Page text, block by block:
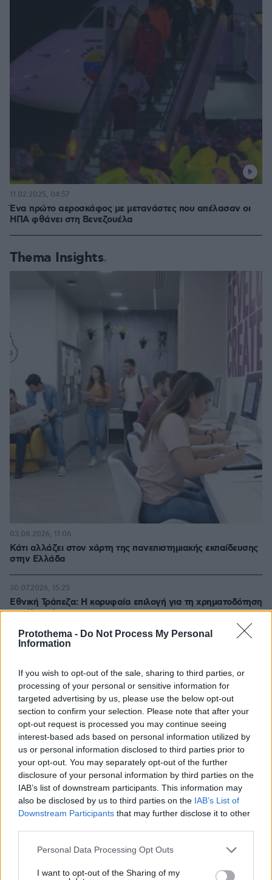
Protothema - Do Not Process My Personal
Information
If you wish to opt-out of the sale, sharing to third parties, or
processing of your personal or sensitive information for
targeted advertising by us, please use the below opt-out
section to confirm your selection. Please note that after your
opt-out request is processed you may continue seeing
interest-based ads based on personal information utilized by
us or personal information disclosed to third parties prior to
your opt-out. You may separately opt-out of the further
disclosure of your personal information by third parties on the
IAB’s list of downstream participants. This information may
also be disclosed by us to third parties on the IAB’s List of
Downstream Participants that may further disclose it to other
Please note that this website/app uses one or more Google
not limited to your visit or usage behaviour. You may click to
Personal Data Processing Opt Outs
I want to opt-out of the Sharing of my
Ένα πρώτο αεροσκάφος με μετανάστες που απέλασαν οι
ΗΠΑ φθάνει στη Βενεζουέλα
11.02.2025, 04:57
Thema Insights
Κάτι αλλάζει στον χάρτη της πανεπιστημιακής εκπαίδευσης
στην Ελλάδα
03.08.2026, 11:06
Εθνική Τράπεζα: Η κορυφαία επιλογή για τη χρηματοδότηση
μεγάλων έργων
30.07.2026, 15:25
29.07.2026, 09:39
ΡΟΗ ΕΙΔΗΣΕΩΝ
Ειδήσεις Δημοφιλή Σχολιασμένα
Βουλγαρία: Drone με μεγάλη ποσότητα εκρηκτικών
συνετρίβη κοντά σε αγωγό φυσικού αερίου - Η Σόφια
κατηγορεί το Κίεβο
πριν 8 λεπτά
Αποξηραμένα λεμόνια (loomi) – Πώς χρησιμοποιούνται
πριν 8 λεπτά
Συνελήφθη 24χρονος για ενδοοικογενειακή βία στα